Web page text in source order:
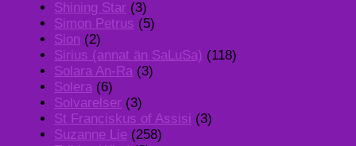
Shining Star (3)
Simon Petrus (5)
Sion (2)
Sirius (annat än SaLuSa) (118)
Solara An-Ra (3)
Solera (6)
Solvarelser (3)
St Franciskus of Assisi (3)
Suzanne Lie (258)